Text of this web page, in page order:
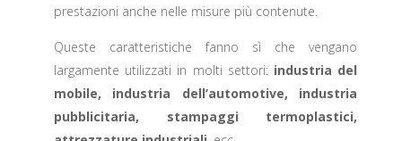
prestazioni anche nelle misure più contenute.
Queste caratteristiche fanno sì che vengano
largamente utilizzati in molti settori: industria del
mobile, industria dell’automotive, industria
pubblicitaria, stampaggi termoplastici,